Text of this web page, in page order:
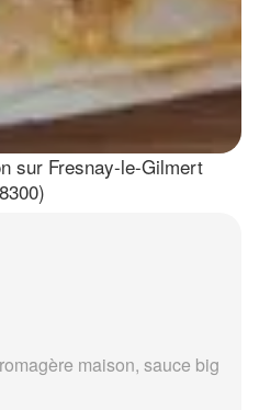
sur Fresnay-le-Gilmert
maison, sauce big